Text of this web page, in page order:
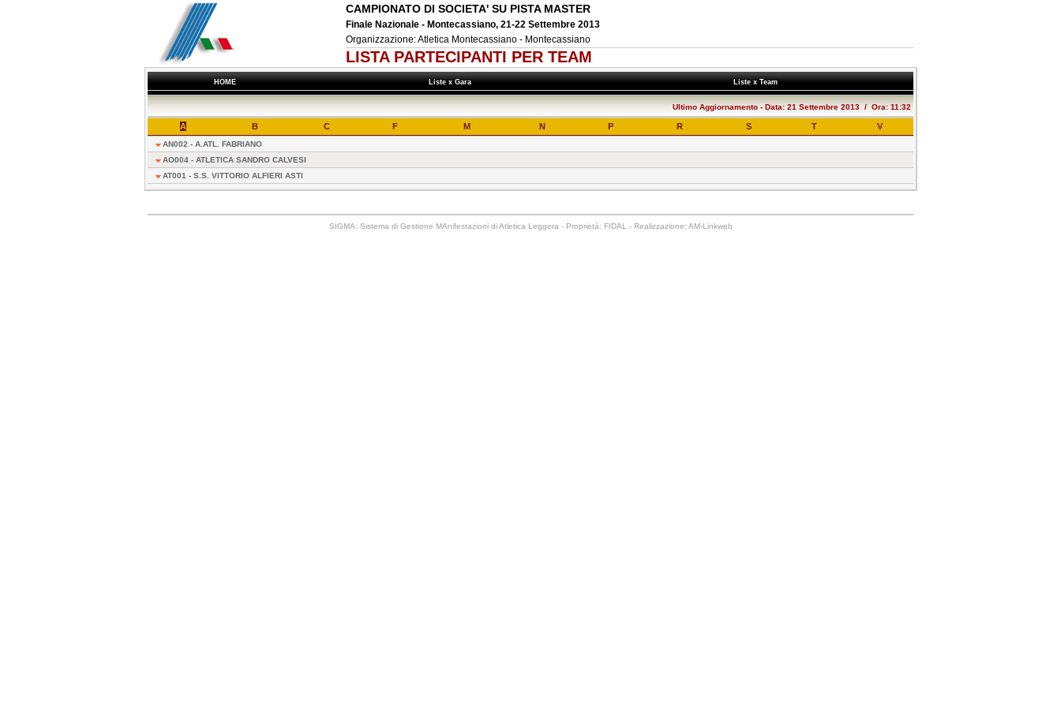
CAMPIONATO DI SOCIETA' SU PISTA MASTER
Finale Nazionale - Montecassiano, 21-22 Settembre 2013
Organizzazione: Atletica Montecassiano - Montecassiano
LISTA PARTECIPANTI PER TEAM
HOME Liste x Gara Liste x Team
Ultimo Aggiornamento - Data: 21 Settembre 2013 / Ora: 11:32
A B C F M N P R S T V
AN002 - A.ATL. FABRIANO
AO004 - ATLETICA SANDRO CALVESI
AT001 - S.S. VITTORIO ALFIERI ASTI
SIGMA: Sistema di Gestione MAnifestazioni di Atletica Leggera - Proprietà: FIDAL - Realizzazione: AM-Linkweb